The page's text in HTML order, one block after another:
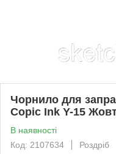
Чорнило для
Copic Ink Y-15
В наявності
Код: 2107634
Роздріб